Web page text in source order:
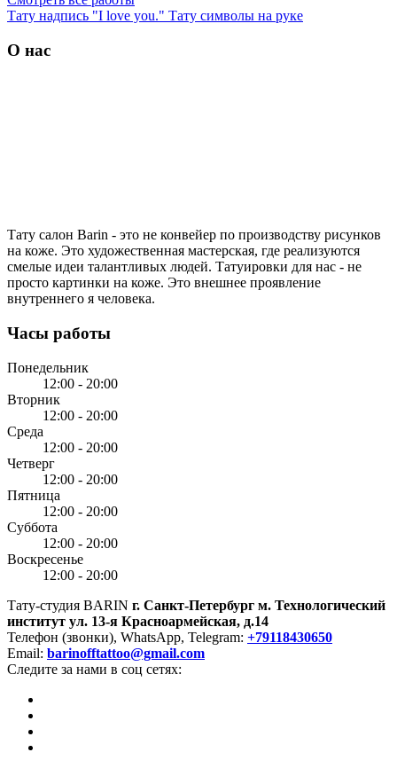
Тату надпись "I love you." Тату символы на руке
О нас
Тату салон Barin - это не конвейер по производству рисунков
на коже. Это художественная мастерская, где реализуются
смелые идеи талантливых людей. Татуировки для нас - не
просто картинки на коже. Это внешнее проявление
внутреннего я человека.
Часы работы
Понедельник
12:00 - 20:00
Вторник
12:00 - 20:00
Среда
12:00 - 20:00
Четверг
12:00 - 20:00
Пятница
12:00 - 20:00
Суббота
12:00 - 20:00
Воскресенье
12:00 - 20:00
Тату-студия BARIN г. Санкт-Петербург м. Технологический
институт ул. 13-я Красноармейская, д.14
Телефон (звонки), WhatsApp, Telegram: +79118430650
Email: barinofftattoo@gmail.com
Следите за нами в соц сетях: